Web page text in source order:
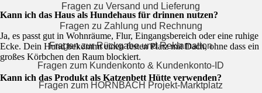
Kann ich das Haus als Hundehaus für drinnen nutzen?
Ja, es passt gut in Wohnräume, Flur, Eingangsbereich oder eine ruhige
Ecke. Dein Hund bekommt einen festen Platz mit Dach, ohne dass ein
großes Körbchen den Raum blockiert.
Kann ich das Produkt als Katzenbett Hütte verwenden?
Fragen zu Versand und Lieferung
Fragen zu Zahlung und Rechnung
Fragen zur Rückgabe und Reklamation
Fragen zum Kundenkonto & Kundenkonto-ID
Fragen zum HORNBACH Projekt-Marktplatz